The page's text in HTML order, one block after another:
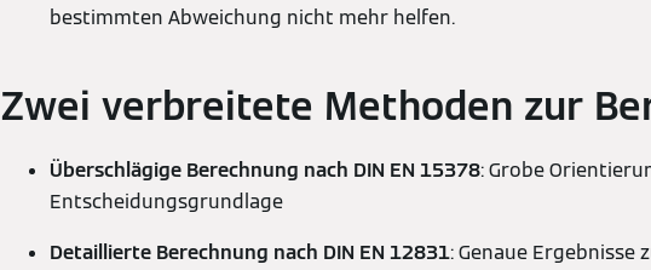
bestimmten Abweichung nicht mehr helfen.
Zwei verbreitete Methoden zur
Überschlägige Berechnung nach DIN EN 15378: Grobe
Entscheidungsgrundlage
Detaillierte Berechnung nach DIN EN 12831: Genaue Ergebnisse